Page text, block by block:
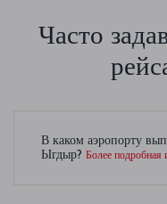
Часто
В каком аэропорту
Ыгдыр? Более подробная